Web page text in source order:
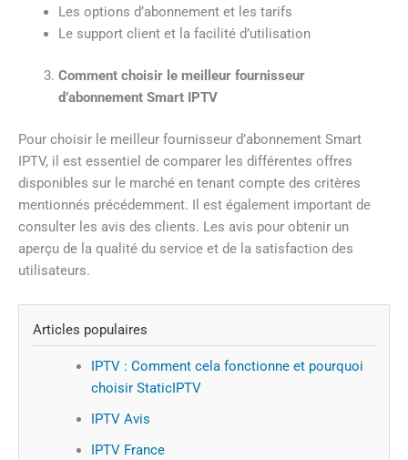
Les options d’abonnement et les tarifs
Le support client et la facilité d’utilisation
Comment choisir le meilleur fournisseur
d’abonnement Smart IPTV
Pour choisir le meilleur fournisseur d’abonnement Smart
IPTV, il est essentiel de comparer les différentes offres
disponibles sur le marché en tenant compte des critères
mentionnés précédemment. Il est également important de
consulter les avis des clients. Les avis pour obtenir un
aperçu de la qualité du service et de la satisfaction des
utilisateurs.
Articles populaires
IPTV : Comment cela fonctionne et pourquoi
choisir StaticIPTV
IPTV Avis
IPTV France